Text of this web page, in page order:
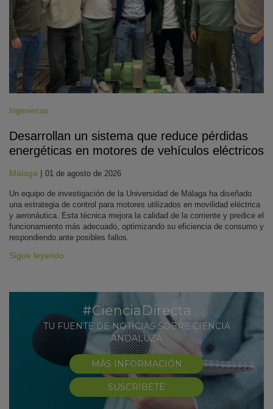
Ingenierías
Desarrollan un sistema que reduce pérdidas
energéticas en motores de vehículos eléctricos
Málaga | 01 de agosto de 2026
Un equipo de investigación de la Universidad de Málaga ha diseñado
una estrategia de control para motores utilizados en movilidad eléctrica
y aeronáutica. Esta técnica mejora la calidad de la corriente y predice el
funcionamiento más adecuado, optimizando su eficiencia de consumo y
respondiendo ante posibles fallos.
Sigue leyendo
#CienciaDirecta
TU FUENTE DE NOTICIAS SOBRE CIENCIA
ANDALUZA
MÁS INFORMACIÓN
SUSCRÍBETE